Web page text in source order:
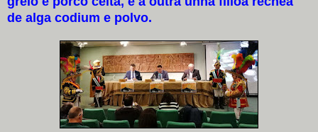
de alga codium e polvo.